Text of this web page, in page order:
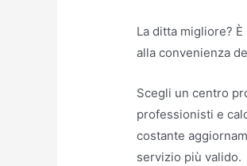
La ditta migliore?
alla convenienza
Scegli un centro
professionisti e
costante
servizio più valido.